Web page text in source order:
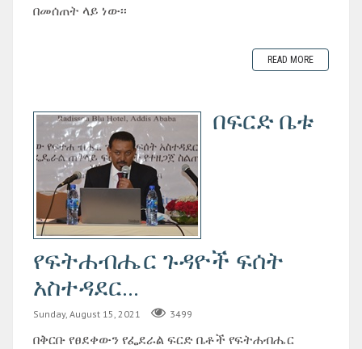
በመሰጠት ላይ ነው፡፡
READ MORE
በፍርድ ቤቱ
የፍትሐብሔር ጉዳዮች ፍሰት
አስተዳደር...
Sunday, August 15, 2021 3499
በቅርቡ የፀደቀውን የፌደራል ፍርድ ቤቶች የፍትሐብሔር